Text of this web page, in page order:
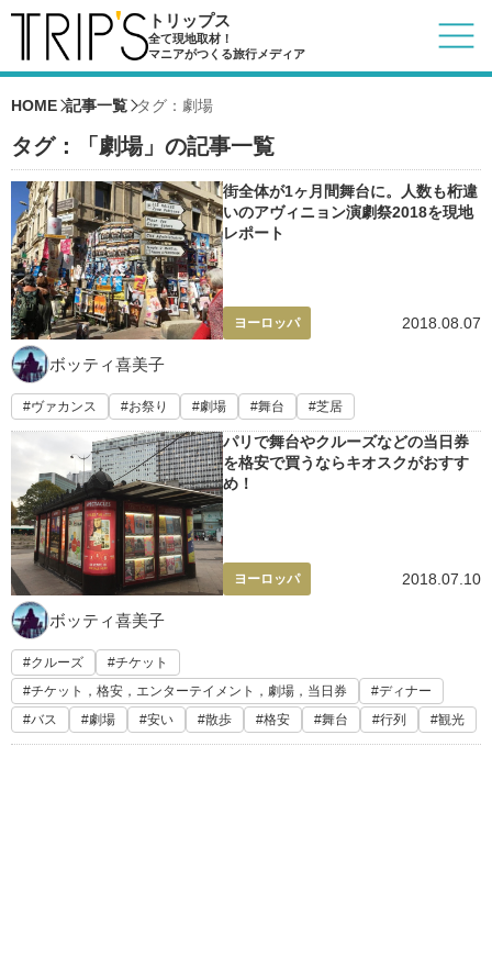
トリップス
全て現地取材！
マニアがつくる旅行メディア
HOME 記事一覧 タグ：劇場
タグ：「劇場」の記事一覧
街全体が1ヶ月間舞台に。人数も桁違
いのアヴィニョン演劇祭2018を現地
レポート
ヨーロッパ 2018.08.07
ボッティ喜美子
ヴァカンス お祭り 劇場 舞台 芝居
パリで舞台やクルーズなどの当日券
を格安で買うならキオスクがおすす
め！
ヨーロッパ 2018.07.10
ボッティ喜美子
クルーズ
チケット
チケット，格安，エンターテイメント，劇場，当日券
ディナー
バス
劇場 安い 散歩 格安 舞台 行列 観光